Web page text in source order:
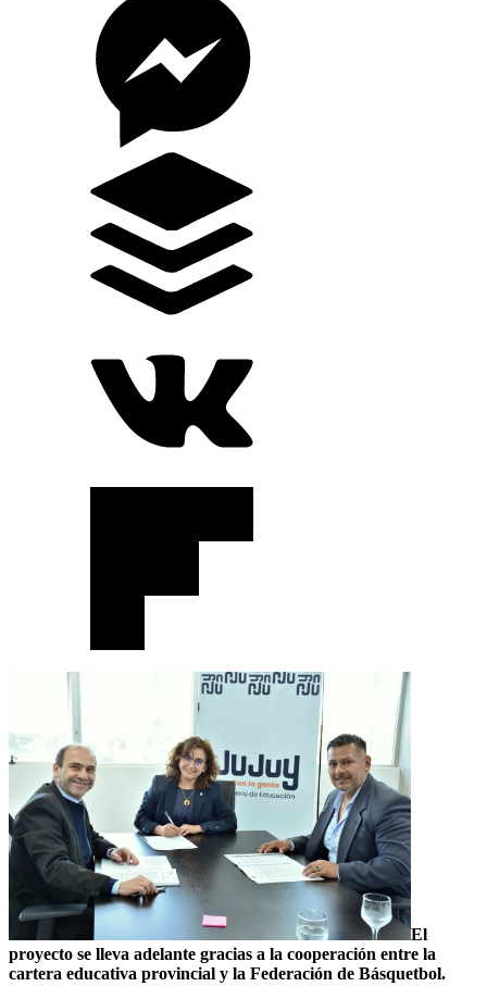
El
proyecto se lleva adelante gracias a la cooperación entre la
cartera educativa provincial y la Federación de Básquetbol.